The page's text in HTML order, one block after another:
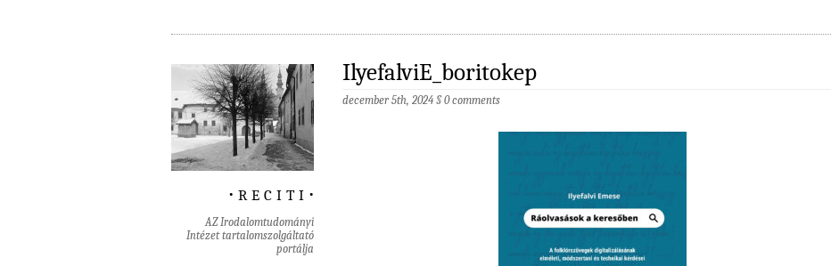
‧ r e c i t i ‧
AZ Irodalomtudományi
Intézet tartalomszolgáltató
portálja
IlyefalviE_boritokep
december 5th, 2024 §0 comments